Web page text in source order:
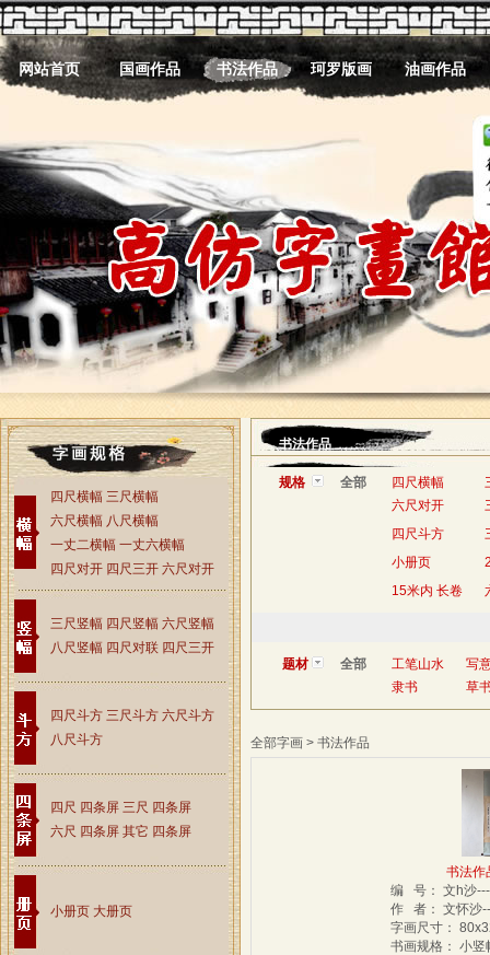
网站首页 国画作品 书法作品 珂罗版画 油画作品
四尺横幅 三尺横幅
六尺横幅 八尺横幅
一丈二横幅 一丈六横幅
四尺对开 四尺三开 六尺对开
三尺竖幅 四尺竖幅 六尺竖幅
八尺竖幅 四尺对联 四尺三开
四尺斗方 三尺斗方 六尺斗方
八尺斗方
四尺 四条屏 三尺 四条屏
六尺 四条屏 其它 四条屏
小册页 大册页
书法作品
规格 全部 四尺横幅
六尺对开
四尺斗方
小册页
15米内 长卷
题材 全部 工笔山水
写
隶书
草
全部字画 > 书法作品
书法作
编 号： 文h沙
作 者： 文怀
字画尺寸：
书画规格： 小